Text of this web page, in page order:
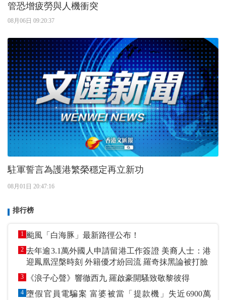
管恐增疲勞與人機衝突
08月06日 09:20:37
駐軍誓言為護港繁榮穩定再立新功
08月01日 20:47:16
排行榜
1 颱風「白海豚」最新路徑公布！
2 去年逾3.1萬外國人申請留港工作簽證 美裔人士：港
迎鳳凰涅槃時刻 外籍優才紛回流 羅奇抹黑論被打臉
3 《浪子心聲》響徹西九 羅啟豪開騷致敬黎彼得
4 墮假官員電騙案 富婆被當「提款機」失近6900萬